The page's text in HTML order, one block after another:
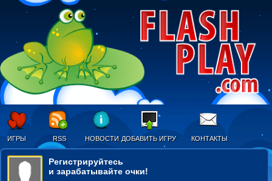
ИГРЫ RSS НОВОСТИ ДОБАВИТЬ ИГРУ КОНТАКТЫ
Регистрируйтесь
и зарабатывайте очки!